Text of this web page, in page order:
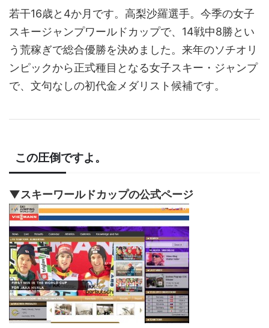
若干16歳と4か月です。高梨沙羅選手。今季の女子
スキージャンプワールドカップで、14戦中8勝とい
う荒稼ぎで総合優勝を決めました。来年のソチオリ
ンピックから正式種目となる女子スキー・ジャンプ
で、文句なしの初代金メダリスト候補です。
この圧倒ですよ。
▼スキーワールドカップの公式ページ